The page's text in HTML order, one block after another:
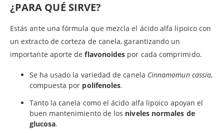
¿PARA QUÉ SIRVE?
Estás ante una fórmula que mezcla el ácido alfa lipoico con
un extracto de corteza de canela, garantizando un
importante aporte deflavonoides por cada comprimido.
Se ha usado la variedad de canela Cinnamomun cassia,
compuesta por polifenoles.
Tanto la canela como el ácido alfa lipoico apoyan el
buen mantenimiento de los niveles normales de
glucosa.